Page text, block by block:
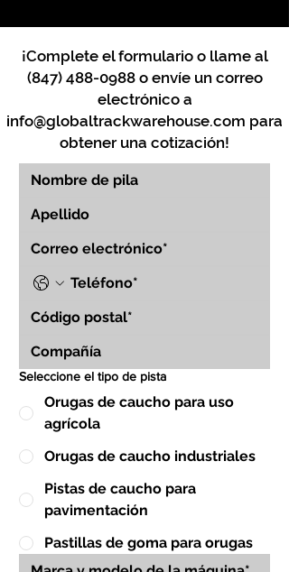
¡Complete el formulario o llame al
(847) 488-0988o envíe un correo
electrónico a
info@globaltrackwarehouse.com para
obtener una cotización!
Seleccione el tipo de pista
Orugas de caucho para uso
agrícola
Orugas de caucho industriales
Pistas de caucho para
pavimentación
Pastillas de goma para orugas